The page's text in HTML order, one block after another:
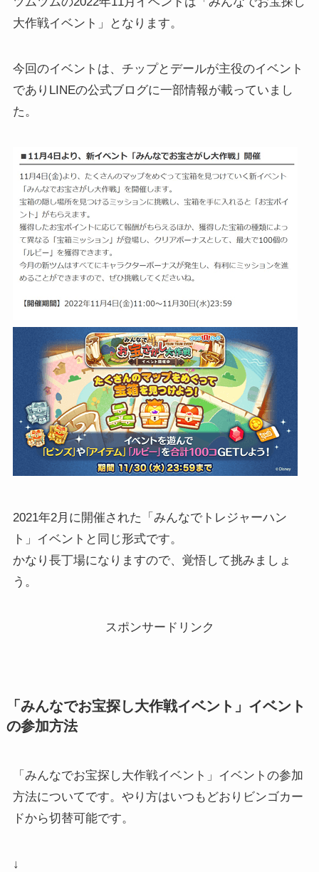
大作戦イベント」となります。
今回のイベントは、チップとデールが主役のイベント
でありLINEの公式ブログに一部情報が載っていまし
た。
2021年2月に開催された「みんなでトレジャーハン
ト」イベントと同じ形式です。
かなり長丁場になりますので、覚悟して挑みましょ
う。
スポンサードリンク
「みんなでお宝探し大作戦イベント」イベント
の参加方法
「みんなでお宝探し大作戦イベント」イベントの参加
方法についてです。やり方はいつもどおりビンゴカー
ドから切替可能です。
↓